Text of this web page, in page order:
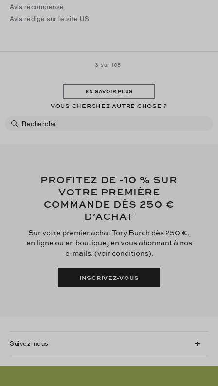
Avis récompensé
Avis rédigé sur le site US
3 sur 108
EN SAVOIR PLUS
VOUS CHERCHEZ AUTRE CHOSE ?
PROFITEZ DE -10 % SUR
VOTRE PREMIÈRE
COMMANDE DÈS 250 €
D’ACHAT
Sur votre premier achat Tory Burch dès 250 €,
en ligne ou en boutique, en vous abonnant à nos
e-mails. (voir conditions).
INSCRIVEZ-VOUS
Suivez-nous